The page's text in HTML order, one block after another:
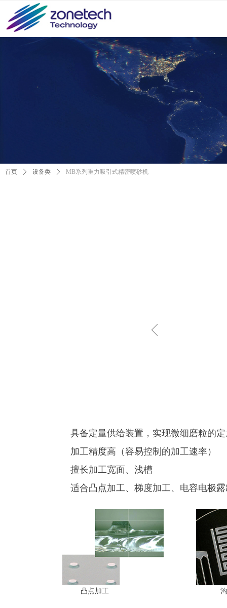
首页 ꄲ 设备类 ꄲ MB系列重力吸引式精密喷砂机
ꁆ
具备定量供给装置，实现微细磨粒的
加工精度高（容易控制的加工速率）
擅长加工宽面、浅槽
适合凸点加工、梯度加工、电容电极
凸点加工 沟槽加